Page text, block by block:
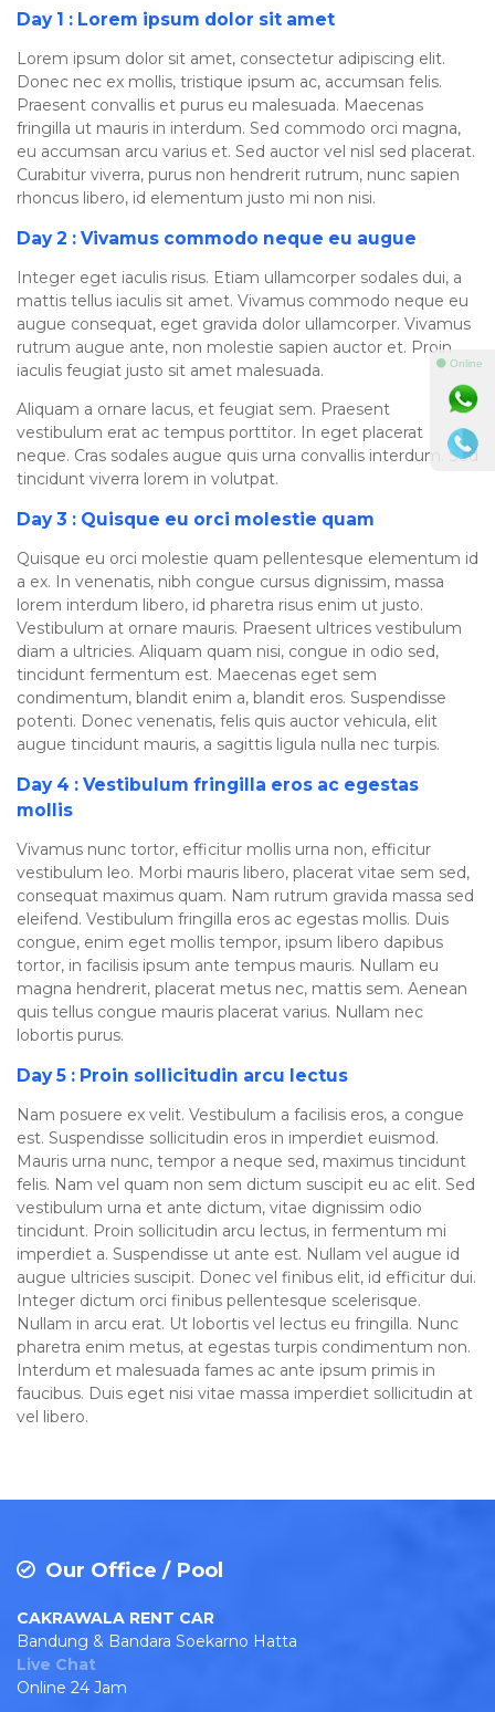
Day 1 : Lorem ipsum dolor sit amet
Lorem ipsum dolor sit amet, consectetur adipiscing elit.
Donec nec ex mollis, tristique ipsum ac, accumsan felis.
Praesent convallis et purus eu malesuada. Maecenas
fringilla ut mauris in interdum. Sed commodo orci magna,
eu accumsan arcu varius et. Sed auctor vel nisl sed placerat.
Curabitur viverra, purus non hendrerit rutrum, nunc sapien
rhoncus libero, id elementum justo mi non nisi.
Day 2 : Vivamus commodo neque eu augue
Integer eget iaculis risus. Etiam ullamcorper sodales dui, a
mattis tellus iaculis sit amet. Vivamus commodo neque eu
augue consequat, eget gravida dolor ullamcorper. Vivamus
rutrum augue ante, non molestie sapien auctor et. Proin
iaculis feugiat justo sit amet malesuada.
Aliquam a ornare lacus, et feugiat sem. Praesent
vestibulum erat ac tempus porttitor. In eget placerat
neque. Cras sodales augue quis urna convallis interdum. Sed
tincidunt viverra lorem in volutpat.
Day 3 : Quisque eu orci molestie quam
Quisque eu orci molestie quam pellentesque elementum id
a ex. In venenatis, nibh congue cursus dignissim, massa
lorem interdum libero, id pharetra risus enim ut justo.
Vestibulum at ornare mauris. Praesent ultrices vestibulum
diam a ultricies. Aliquam quam nisi, congue in odio sed,
tincidunt fermentum est. Maecenas eget sem
condimentum, blandit enim a, blandit eros. Suspendisse
potenti. Donec venenatis, felis quis auctor vehicula, elit
augue tincidunt mauris, a sagittis ligula nulla nec turpis.
Day 4 : Vestibulum fringilla eros ac egestas
mollis
Vivamus nunc tortor, efficitur mollis urna non, efficitur
vestibulum leo. Morbi mauris libero, placerat vitae sem sed,
consequat maximus quam. Nam rutrum gravida massa sed
eleifend. Vestibulum fringilla eros ac egestas mollis. Duis
congue, enim eget mollis tempor, ipsum libero dapibus
tortor, in facilisis ipsum ante tempus mauris. Nullam eu
magna hendrerit, placerat metus nec, mattis sem. Aenean
quis tellus congue mauris placerat varius. Nullam nec
lobortis purus.
Day 5 : Proin sollicitudin arcu lectus
Nam posuere ex velit. Vestibulum a facilisis eros, a congue
est. Suspendisse sollicitudin eros in imperdiet euismod.
Mauris urna nunc, tempor a neque sed, maximus tincidunt
felis. Nam vel quam non sem dictum suscipit eu ac elit. Sed
vestibulum urna et ante dictum, vitae dignissim odio
tincidunt. Proin sollicitudin arcu lectus, in fermentum mi
imperdiet a. Suspendisse ut ante est. Nullam vel augue id
augue ultricies suscipit. Donec vel finibus elit, id efficitur dui.
Integer dictum orci finibus pellentesque scelerisque.
Nullam in arcu erat. Ut lobortis vel lectus eu fringilla. Nunc
pharetra enim metus, at egestas turpis condimentum non.
Interdum et malesuada fames ac ante ipsum primis in
faucibus. Duis eget nisi vitae massa imperdiet sollicitudin at
vel libero.
Our Office / Pool
CAKRAWALA RENT CAR
Bandung & Bandara Soekarno Hatta
Live Chat
Online 24 Jam
⚫ Online